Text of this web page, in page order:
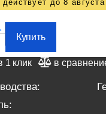
до 8 августа
Купить
1 клик в